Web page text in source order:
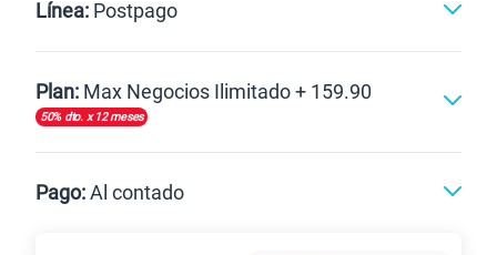
Línea: Postpago
Plan: Max Negocios Ilimitado + 159.90
50% dto. x 12 meses
Pago:Al contado